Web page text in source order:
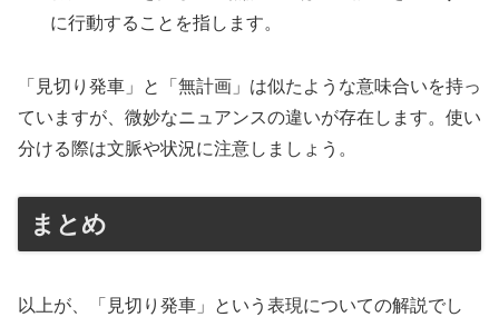
に行動することを指します。
「見切り発車」と「無計画」は似たような意味合いを持っ
ていますが、微妙なニュアンスの違いが存在します。使い
分ける際は文脈や状況に注意しましょう。
まとめ
以上が、「見切り発車」という表現についての解説でし